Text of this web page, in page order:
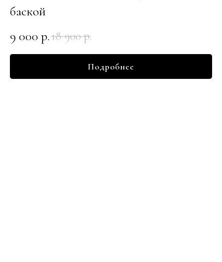
баской
9 000 р.18 900 р.
Подробнее